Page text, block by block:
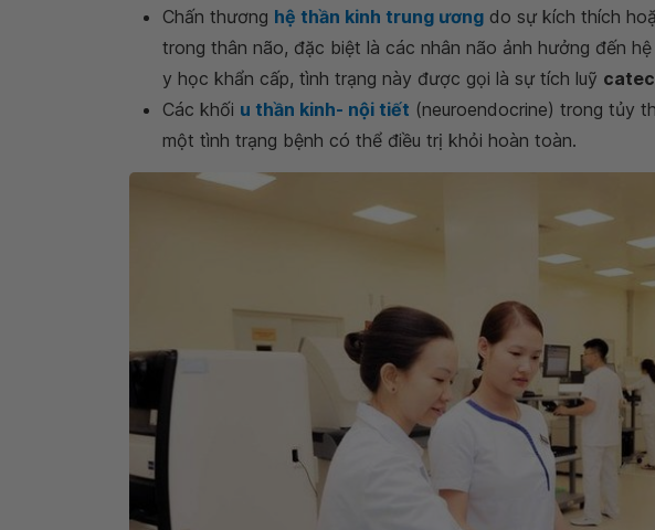
Chấn thương hệ thần kinh trung ương do sự kích thích
trong thân não, đặc biệt là các nhân não ảnh hưởng đến
y học khẩn cấp, tình trạng này được gọi là sự tích luỹ
Các khối u thần kinh- nội tiết (neuroendocrine) trong tủy
một tình trạng bệnh có thể điều trị khỏi hoàn toàn.